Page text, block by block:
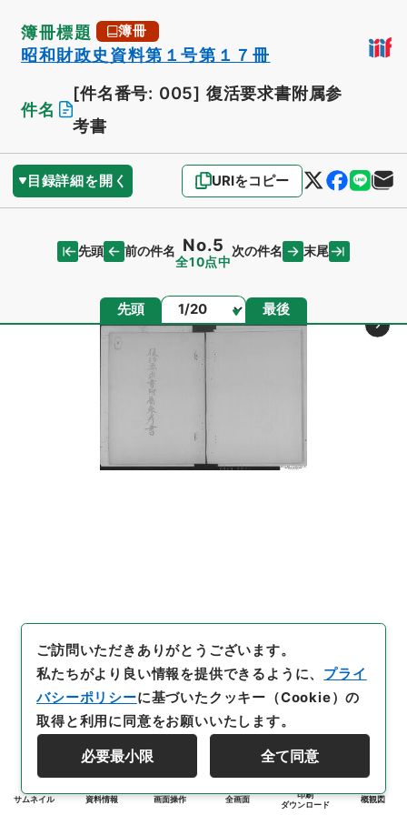
簿冊標題 簿冊
昭和財政史資料第１号第１７冊
件名
[件名番号: 005] 復活要求書附属参
考書
目録詳細を開く URIをコピー
先頭 前の件名 No.5
全10点中
次の件名 末尾
先頭 ページ 最後
サムネイル 資料情報 画面操作 全画面
印刷
ダウンロード
概観図
ご訪問いただきありがとうございます。
私たちがより良い情報を提供できるように、 プライ
バシーポリシーに基づいたクッキー（Cookie）の
取得と利用に同意をお願いいたします。
必要最小限 全て同意